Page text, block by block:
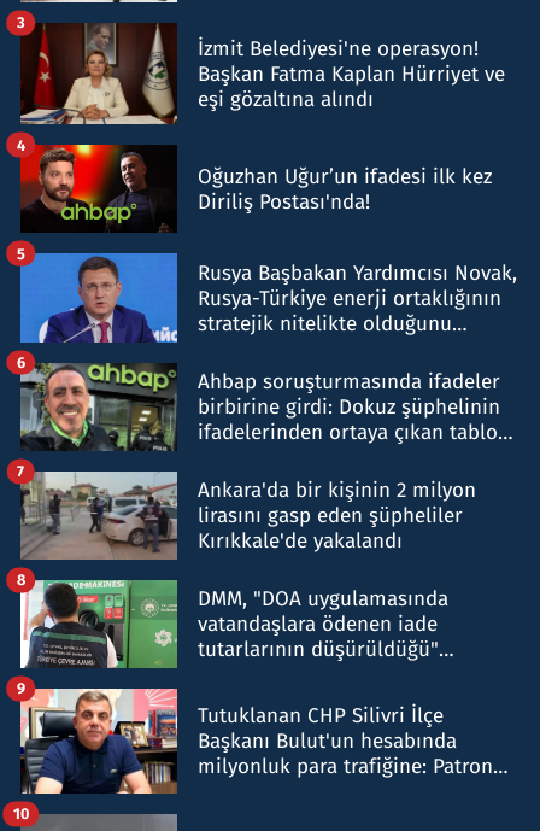
İzmit Belediyesi'ne operasyon!
Başkan Fatma Kaplan Hürriyet ve
eşi gözaltına alındı
3
Oğuzhan Uğur’un ifadesi ilk kez
Diriliş Postası'nda!
4
Rusya Başbakan Yardımcısı Novak,
Rusya-Türkiye enerji ortaklığının
stratejik nitelikte olduğunu
5
Ahbap soruşturmasında ifadeler
birbirine girdi: Dokuz şüphelinin
ifadelerinden ortaya çıkan tablo
6
Ankara'da bir kişinin 2 milyon
lirasını gasp eden şüpheliler
Kırıkkale'de yakalandı
7
DMM, "DOA uygulamasında
vatandaşlara ödenen iade
tutarlarının düşürüldüğü"
8
Tutuklanan CHP Silivri İlçe
Başkanı Bulut'un hesabında
milyonluk para trafiğine: Patron
9
10